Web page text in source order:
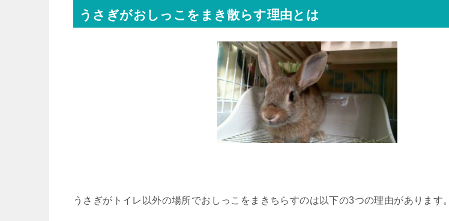
うさぎがおしっこをまき散らす理由とは
うさぎがトイレ以外の場所でおしっこをまきちらすのは以下の3つの理由があります。